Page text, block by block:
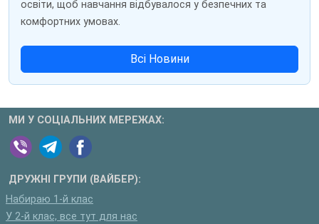
освіти, щоб навчання відбувалося у безпечних та
комфортних умовах.
Всі Новини
МИ У СОЦІАЛЬНИХ МЕРЕЖАХ:
ДРУЖНІ ГРУПИ (ВАЙБЕР):
Набираю 1-й клас
У 2-й клас, все тут для нас